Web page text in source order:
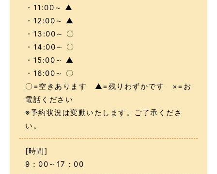
・11:00～ ▲
・12:00～ ▲
・13:00～ 〇
・14:00～ 〇
・15:00～ ▲
・16:00～ 〇
〇=空きあります ▲=残りわずかです ×=お
電話ください
※予約状況は変動いたします。ご了承くださ
い。
[時間]
9：00～17：00